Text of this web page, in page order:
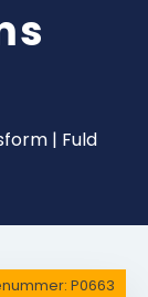
| Fuld
P0663